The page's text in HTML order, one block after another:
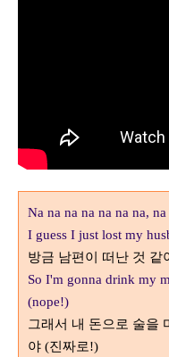
Na na na na na na na,
I guess I just lost my
방금 남편이 떠난 것 같
So I'm gonna drink my
(nope!)
그래서 내 돈으로 술을
야 (진짜로!)